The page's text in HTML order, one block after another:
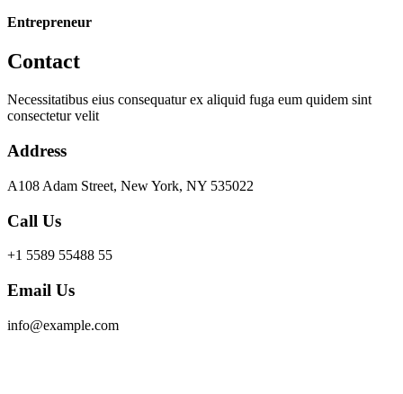
Entrepreneur
Contact
Necessitatibus eius consequatur ex aliquid fuga eum quidem sint
consectetur velit
Address
A108 Adam Street, New York, NY 535022
Call Us
+1 5589 55488 55
Email Us
info@example.com